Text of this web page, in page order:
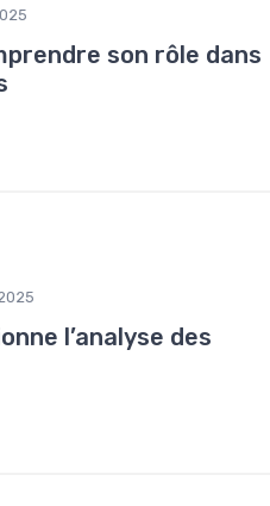
son rôle dans
l’analyse des